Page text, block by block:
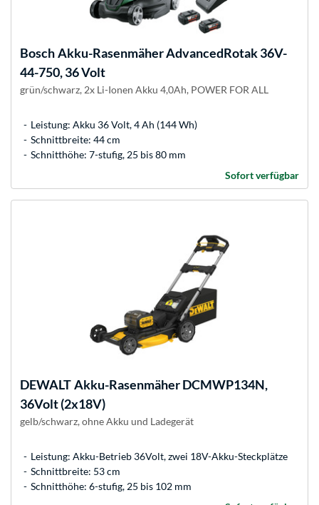
BoschAkku-Rasenmäher AdvancedRotak 36V-
44-750, 36 Volt
grün/schwarz, 2x Li-Ionen Akku 4,0Ah, POWER FOR ALL
Leistung: Akku 36 Volt, 4 Ah (144 Wh)
Schnittbreite: 44 cm
Schnitthöhe: 7-stufig, 25 bis 80 mm
Sofort verfügbar
DEWALTAkku-Rasenmäher DCMWP134N,
36Volt (2x18V)
gelb/schwarz, ohne Akku und Ladegerät
Leistung: Akku-Betrieb 36Volt, zwei 18V-Akku-Steckplätze
Schnittbreite: 53 cm
Schnitthöhe: 6-stufig, 25 bis 102 mm